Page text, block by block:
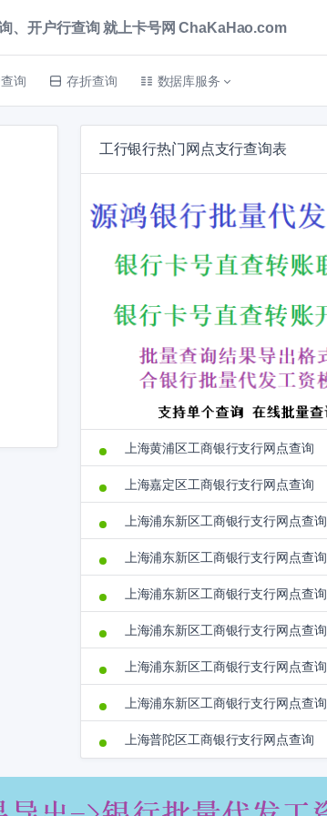
、开户行查询 就上卡号网 ChaKaHao.com
询 存折查询 数据库服务
工行银行热门网点支行查询表
上海黄浦区工商银行支行网点查询
上海嘉定区工商银行支行网点查询
上海浦东新区工商银行支行网点查询
上海浦东新区工商银行支行网点查询
上海浦东新区工商银行支行网点查询
上海浦东新区工商银行支行网点查询
上海浦东新区工商银行支行网点查询
上海浦东新区工商银行支行网点查询
上海普陀区工商银行支行网点查询